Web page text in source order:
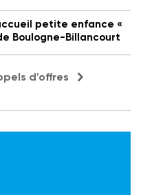
petite enfance «
Boulogne-Billancourt
d'offres